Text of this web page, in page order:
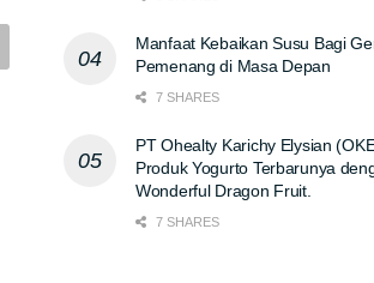
Manfaat Kebaikan Susu Bagi
Pemenang di Masa Depan
7 SHARES
PT Ohealty Karichy Elysian
Produk Yogurto Terbarunya
Wonderful Dragon Fruit.
7 SHARES